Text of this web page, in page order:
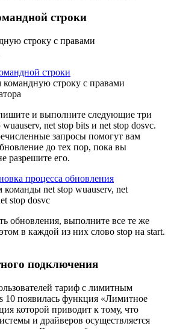
строки
строку с правами
строку с правами
и выполните следующие три
net stop bits и net stop dosvc.
запросы помогут вам
до тех пор, пока вы
разрешите его.
net stop wuauserv, net
stop dosvc
обновления, выполните все те же
в каждой из них слово stop на start.
подключения
тариф с лимитным
10 появилась функция «Лимитное
которой приводит к тому, что
и драйверов осуществляется